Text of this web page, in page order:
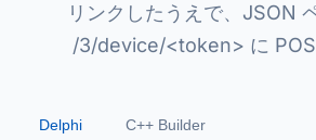
リンクしたうえで、JSON
/3/device/<token> に
Delphi C++ Builder